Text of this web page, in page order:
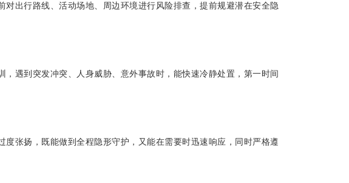
出行路线、活动场地、周边环境进行风险排查，提前规避潜在安全隐
遇到突发冲突、人身威胁、意外事故时，能快速冷静处置，第一时间
张扬，既能做到全程隐形守护，又能在需要时迅速响应，同时严格遵